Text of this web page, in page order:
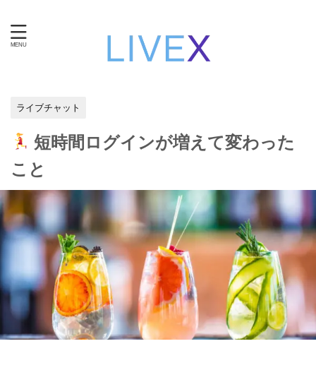
ライブチャット
短時間ログインが増えて変わった
こと